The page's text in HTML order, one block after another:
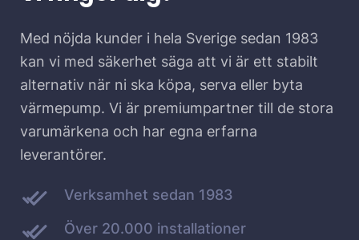
Med nöjda kunder i hela Sverige sedan 1983
kan vi med säkerhet säga att vi är ett stabilt
alternativ när ni ska köpa, serva eller byta
värmepump. Vi är premiumpartner till de stora
varumärkena och har egna erfarna
leverantörer.
Verksamhet sedan 1983
Över 20.000 installationer